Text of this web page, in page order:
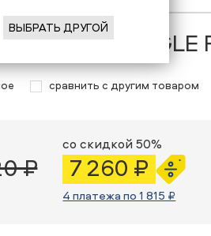
TSG GOGGLE
сравнить с другим товаром
₽
со скидкой 50%
7 260 ₽
4 платежа по 1 815 ₽
ВЫБРАТЬ ДРУГОЙ